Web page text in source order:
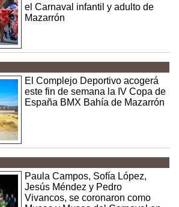
el Carnaval infantil y adulto de
Mazarrón
El Complejo Deportivo acogerá
este fin de semana la IV Copa de
España BMX Bahía de Mazarrón
Paula Campos, Sofía López,
Jesús Méndez y Pedro
Vivancos, se coronaron como